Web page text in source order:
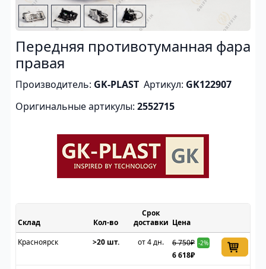
Передняя противотуманная фара
правая
Производитель: GK-PLAST Артикул: GK122907
Оригинальные артикулы: 2552715
Склад
Срок
доставки Цена
Красноярск
>20 шт. от 4 дн. 6 750₽ -2%
6 618₽